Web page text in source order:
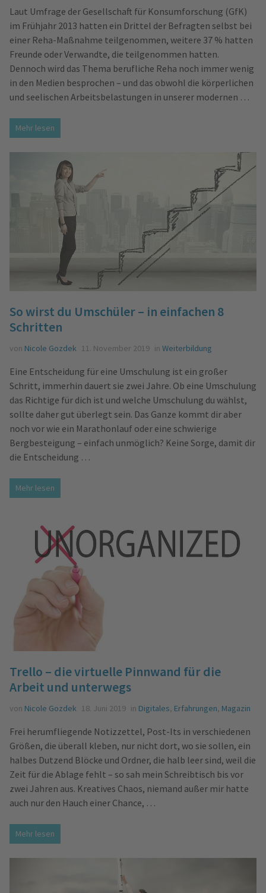
Laut Umfrage der Gesellschaft für Konsumforschung (GfK)
im Frühjahr 2013 hatten ein Drittel der Befragten selbst bei
einer Reha-Maßnahme teilgenommen, weitere 37 % hatten
Freunde oder Verwandte, die teilgenommen hatten.
Dennoch wird das Thema berufliche Reha noch immer wenig
in den Medien besprochen – und das obwohl die körperlichen
und seelischen Arbeitsbelastungen in unserer modernen …
Mehr lesen
So wirst du Umschüler – in einfachen 8
Schritten
von Nicole Gozdek 11. November 2019 in Weiterbildung
Eine Entscheidung für eine Umschulung ist ein großer
Schritt, immerhin dauert sie zwei Jahre. Ob eine Umschulung
das Richtige für dich ist und welche Umschulung du wählst,
sollte daher gut überlegt sein. Das Ganze kommt dir aber
noch vor wie ein Marathonlauf oder eine schwierige
Bergbesteigung – einfach unmöglich? Keine Sorge, damit dir
die Entscheidung …
Mehr lesen
Trello – die virtuelle Pinnwand für die
Arbeit und unterwegs
von Nicole Gozdek 18. Juni 2019 in Digitales, Erfahrungen, Magazin
Frei herumfliegende Notizzettel, Post-Its in verschiedenen
Größen, die überall kleben, nur nicht dort, wo sie sollen, ein
halbes Dutzend Blöcke und Ordner, die halb leer sind, weil die
Zeit für die Ablage fehlt – so sah mein Schreibtisch bis vor
zwei Jahren aus. Kreatives Chaos, niemand außer mir hatte
auch nur den Hauch einer Chance, …
Mehr lesen